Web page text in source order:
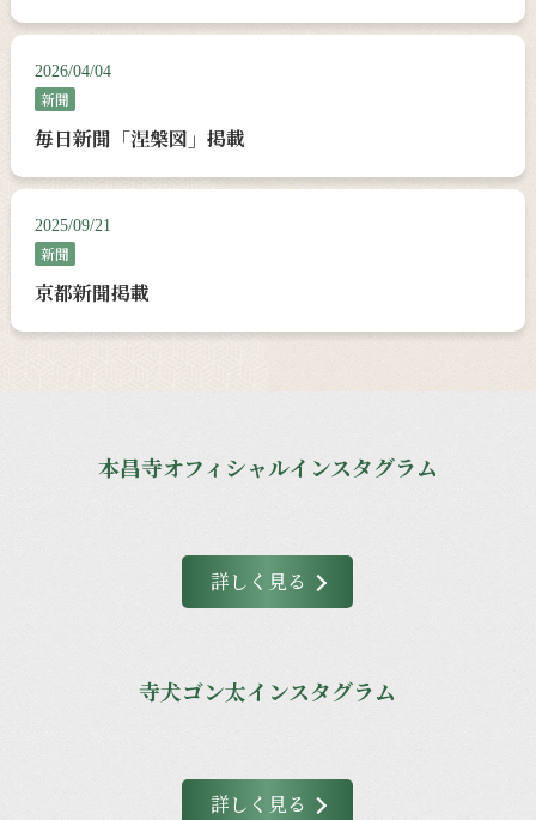
2026/04/04
新聞
毎日新聞「涅槃図」掲載
2025/09/21
新聞
京都新聞掲載
本昌寺オフィシャルインスタグラム
詳しく見る
寺犬ゴン太インスタグラム
詳しく見る